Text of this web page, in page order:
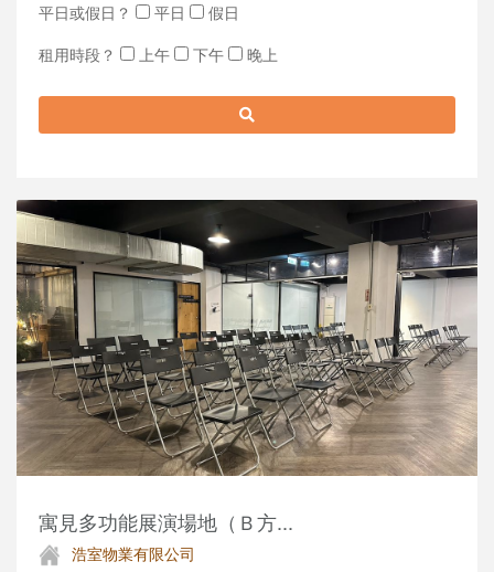
平日或假日？ 平日
假日
租用時段？
上午 下午 晚上
寓見多功能展演場地（Ｂ方...
浩室物業有限公司